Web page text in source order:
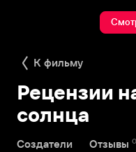
К фильму
Рецензии
солнца
Создатели Отзывы 0